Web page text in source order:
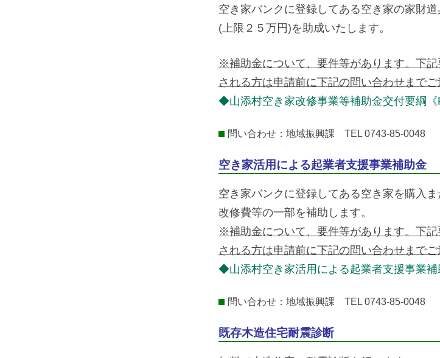
空き家バンクに登録してある空き家の家財
(上限２５万円)を助成いたします。
※補助金について、要件等があります。下
される方は申請前に下記の問い合わせまでご
◆山添村空き家改修事業等補助金交付要綱《
問い合わせ：地域振興課 TEL 0743-85-0048
空き家活用による起業者支援事業補助金
空き家バンクに登録してある空き家を購入
改修費等の一部を補助します。
※補助金について、要件等があります。下
される方は申請前に下記の問い合わせまでご
◆山添村空き家活用による起業者支援事業補
問い合わせ：地域振興課 TEL 0743-85-0048
既存木造住宅耐震診断